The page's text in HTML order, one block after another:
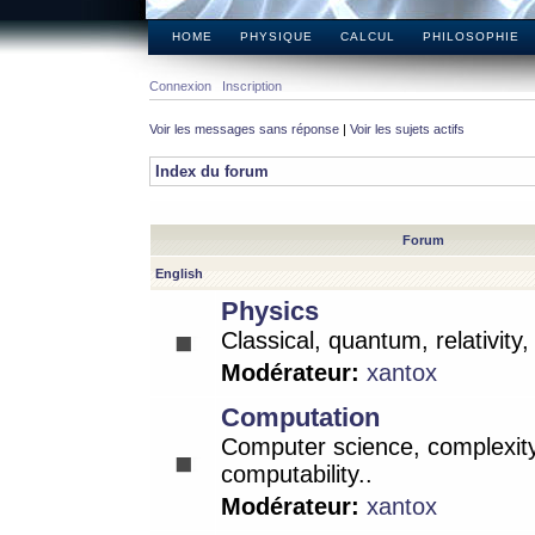
HOME PHYSIQUE CALCUL PHILOSOPHIE
Connexion Inscription
Voir les messages sans réponse | Voir les sujets actifs
Index du forum
Forum
English
Physics
Classical, quantum,
Modérateur: xantox
Computation
Computer science,
computability..
Modérateur: xantox